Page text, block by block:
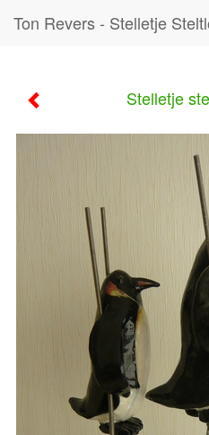
Ton Revers - Stelletje
Stelletje